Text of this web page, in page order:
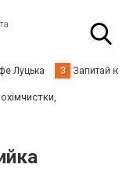
Луцька З Запитай